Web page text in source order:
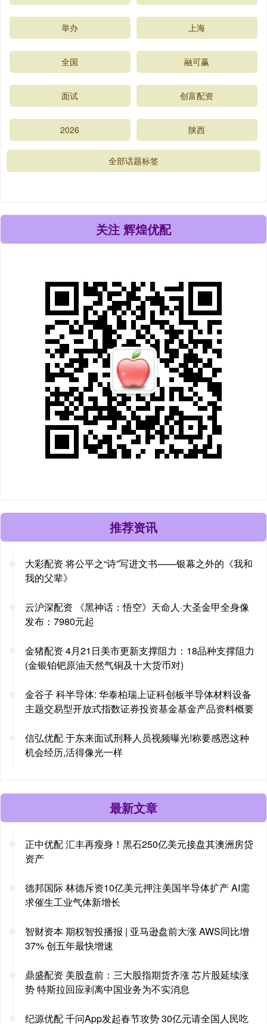
举办 上海
全国 融可赢
面试 创富配资
2026 陕西
全部话题标签
关注 辉煌优配
推荐资讯
大彩配资 将公平之“诗”写进文书——银幕之外的《我和
我的父辈》
云沪深配资 《黑神话：悟空》天命人·大圣金甲全身像
发布：7980元起
金猪配资 4月21日美市更新支撑阻力：18品种支撑阻力
(金银铂钯原油天然气铜及十大货币对)
金谷子 科半导体: 华泰柏瑞上证科创板半导体材料设备
主题交易型开放式指数证券投资基金基金产品资料概要
信弘优配 于东来面试刑释人员视频曝光!称要感恩这种
机会经历,活得像光一样
最新文章
正中优配 汇丰再瘦身！黑石250亿美元接盘其澳洲房贷
资产
德邦国际 林德斥资10亿美元押注美国半导体扩产 AI需
求催生工业气体新增长
智财资本 期权智投播报 | 亚马逊盘前大涨 AWS同比增
37% 创五年最快增速
鼎盛配资 美股盘前：三大股指期货齐涨 芯片股延续涨
势 特斯拉回应剥离中国业务为不实消息
纪源优配 千问App发起春节攻势 30亿元请全国人民吃